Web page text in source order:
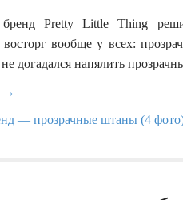
бренд Pretty Little Thing
вообще у всех:
догадался напялить
→